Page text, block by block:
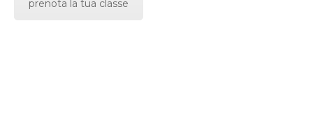
prenota la tua classe